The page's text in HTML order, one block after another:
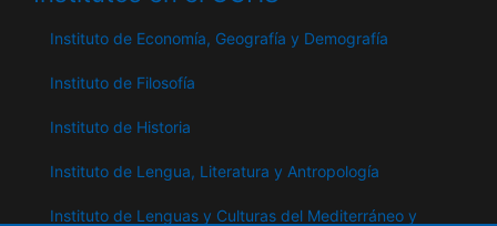
Instituto de Economía, Geografía y Demografía
Instituto de Filosofía
Instituto de Historia
Instituto de Lengua, Literatura y Antropología
Instituto de Lenguas y Culturas del Mediterráneo y